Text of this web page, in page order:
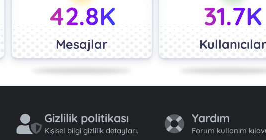
42.8K
Mesajlar
31.7K
Kullanıcılar
Gizlilik politikası
Kişisel bilgi gizlilik detayları.
Yardım
Forum kullanım